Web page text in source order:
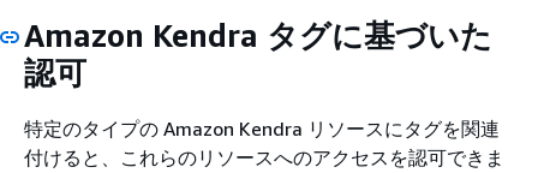
Amazon Kendra タグに基づいた
認可
特定のタイプの Amazon Kendra リソースにタグを関連
付けると、これらのリソースへのアクセスを認可できま